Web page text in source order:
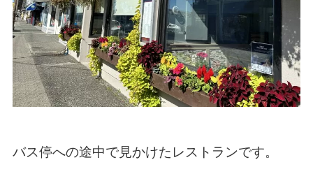
バス停への途中で見かけたレストランです。